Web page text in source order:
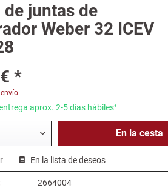
juntas de
Weber 32 ICEV
*
aprox. 2-5 días hábiles¹
En la cesta
En la lista de deseos
2664004